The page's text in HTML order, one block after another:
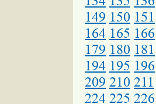
149 150 151
164 165 166
179 180 181
194 195 196
209 210 211
224 225 226